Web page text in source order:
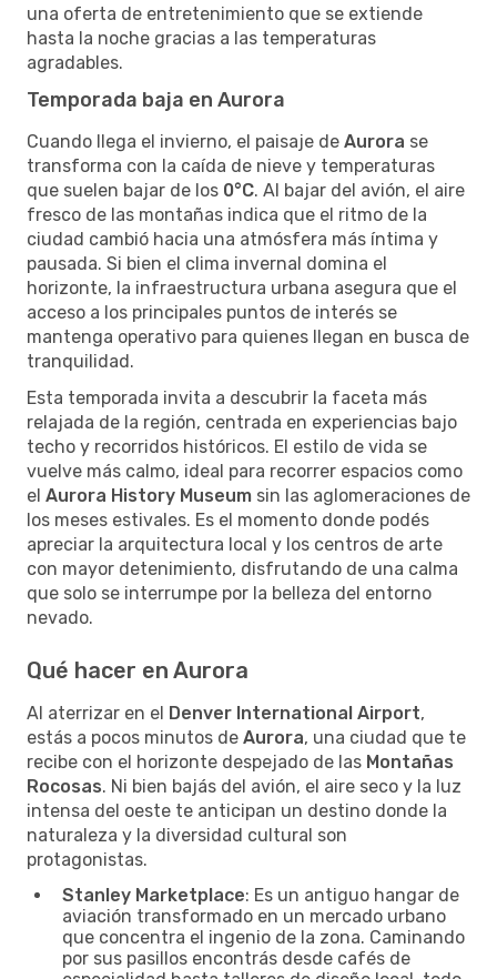
una oferta de entretenimiento que se extiende
hasta la noche gracias a las temperaturas
agradables.
Temporada baja en Aurora
Cuando llega el invierno, el paisaje de Aurora se
transforma con la caída de nieve y temperaturas
que suelen bajar de los 0°C. Al bajar del avión, el aire
fresco de las montañas indica que el ritmo de la
ciudad cambió hacia una atmósfera más íntima y
pausada. Si bien el clima invernal domina el
horizonte, la infraestructura urbana asegura que el
acceso a los principales puntos de interés se
mantenga operativo para quienes llegan en busca de
tranquilidad.
Esta temporada invita a descubrir la faceta más
relajada de la región, centrada en experiencias bajo
techo y recorridos históricos. El estilo de vida se
vuelve más calmo, ideal para recorrer espacios como
el Aurora History Museum sin las aglomeraciones de
los meses estivales. Es el momento donde podés
apreciar la arquitectura local y los centros de arte
con mayor detenimiento, disfrutando de una calma
que solo se interrumpe por la belleza del entorno
nevado.
Qué hacer en Aurora
Al aterrizar en el Denver International Airport,
estás a pocos minutos de Aurora, una ciudad que te
recibe con el horizonte despejado de las Montañas
Rocosas. Ni bien bajás del avión, el aire seco y la luz
intensa del oeste te anticipan un destino donde la
naturaleza y la diversidad cultural son
protagonistas.
Stanley Marketplace: Es un antiguo hangar de
aviación transformado en un mercado urbano
que concentra el ingenio de la zona. Caminando
por sus pasillos encontrás desde cafés de